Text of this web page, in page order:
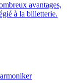
avantages,
à la billetterie.